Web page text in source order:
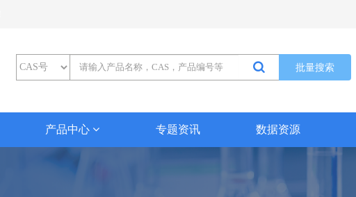
批量搜索
产品中心 专题资讯 数据资源